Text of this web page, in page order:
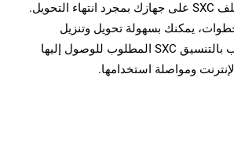
قم بتنزيل الملف SXC على جهازك بمجرد انتهاء التحويل.
يمكنك بسهولة تحويل وتنزيل
صفحات الويب بالتنسيق SXC المطلوب للوصول إليها
ومواصلة استخدامها.